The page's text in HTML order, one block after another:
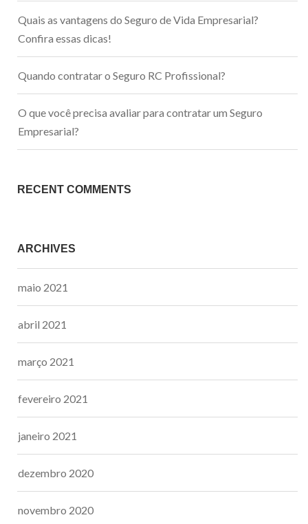
Quais as vantagens do Seguro de Vida Empresarial?
Confira essas dicas!
Quando contratar o Seguro RC Profissional?
O que você precisa avaliar para contratar um Seguro
Empresarial?
RECENT COMMENTS
ARCHIVES
maio 2021
abril 2021
março 2021
fevereiro 2021
janeiro 2021
dezembro 2020
novembro 2020